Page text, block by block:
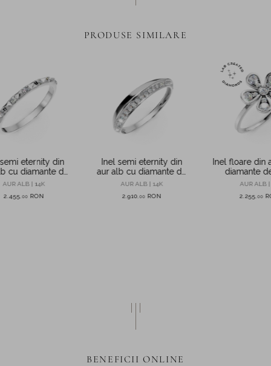
PRODUSE SIMILARE
eternity din
cu diamante de
0.06ct
AUR ALB | 14K
2.455 00 RON
Inel semi eternity din
aur alb cu diamante de
0.1ct
AUR ALB | 14K
2.910 00 RON
Inel floare din
diamante
create in
AUR ALB |
2.255 ,00
BENEFICII ONLINE